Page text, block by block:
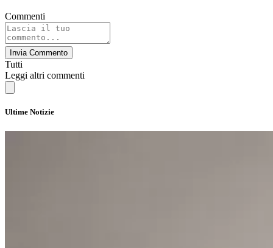
Commenti
Invia Commento
Tutti
Leggi altri commenti
Ultime Notizie